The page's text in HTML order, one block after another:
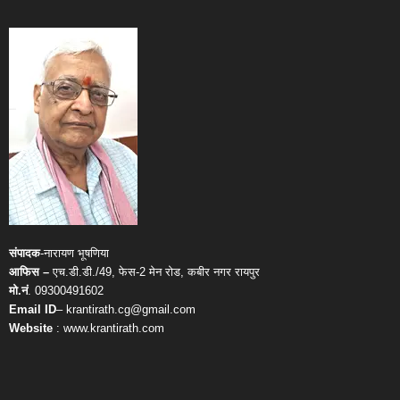
संपादक-नारायण भूषणिया
आफिस –एच.डी.डी./49, फेस-2 मेन रोड, कबीर नगर रायपुर
मो.नं. 09300491602
Email ID– krantirath.cg@gmail.com
Website : www.krantirath.com